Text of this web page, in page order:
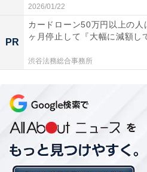
2026/01/22
PR
カードローン50万円以上の人
ヶ月停止して『大幅に減額し
渋谷法務総合事務所